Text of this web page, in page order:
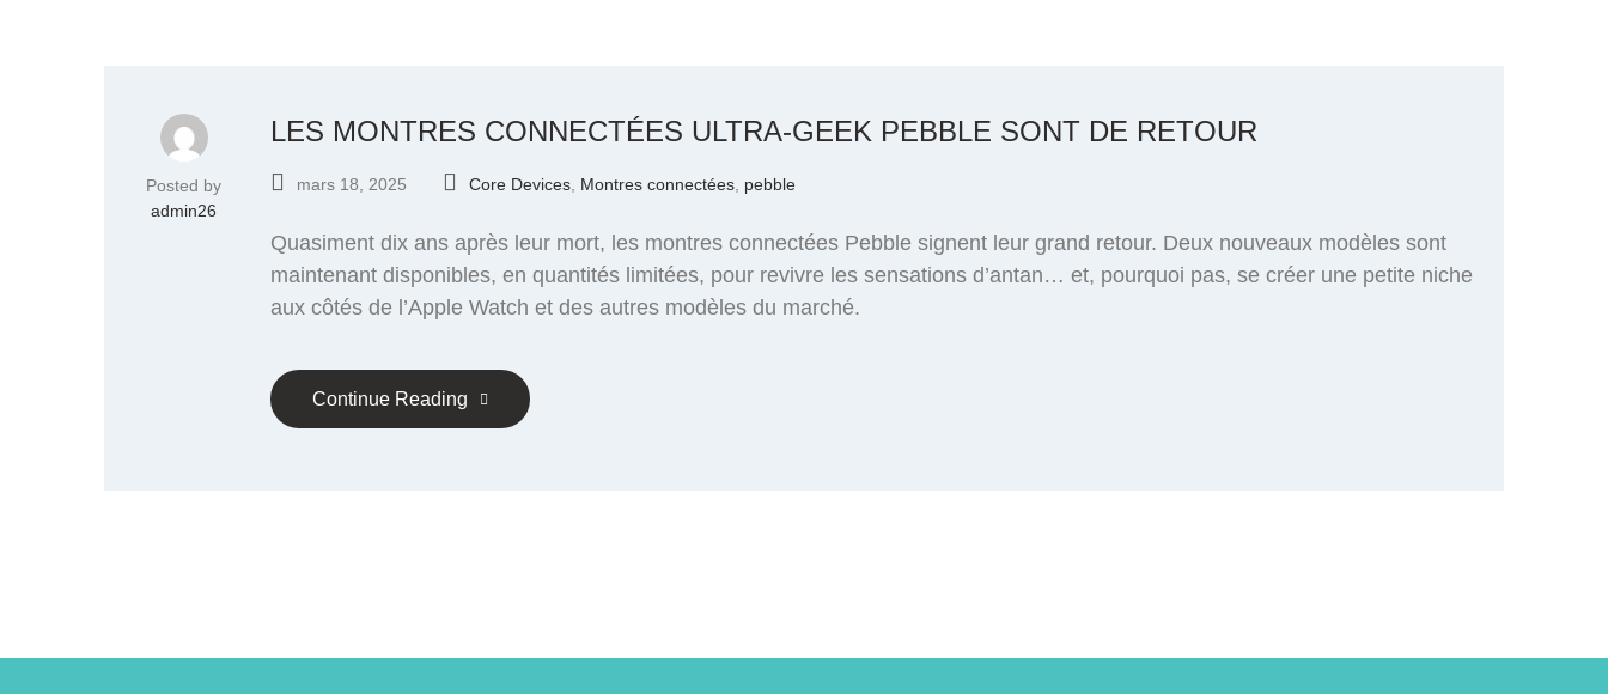
Posted by
admin26
LES MONTRES CONNECTÉES ULTRA-GEEK PEBBLE SONT DE RETOUR
mars 18, 2025 Core Devices Montres connectées pebble
Quasiment dix ans après leur mort, les montres connectées Pebble signent leur grand retour. Deux nouveaux modèles sont
maintenant disponibles, en quantités limitées, pour revivre les sensations d’antan… et, pourquoi pas, se créer une petite niche
aux côtés de l’Apple Watch et des autres modèles du marché.
Continue Reading